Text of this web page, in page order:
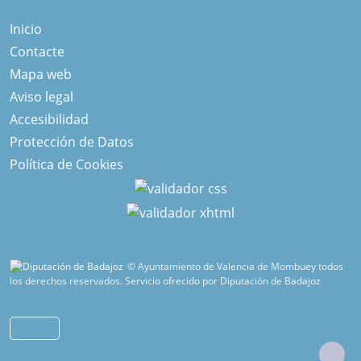
Inicio
Contacte
Mapa web
Aviso legal
Accesibilidad
Protección de Datos
Política de Cookies
© Ayuntamiento de Valencia de Mombuey todos
los derechos reservados.Servicio ofrecido por Diputación de Badajoz